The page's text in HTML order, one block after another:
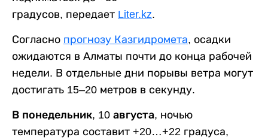
градусов, передает Liter.kz.
Согласно прогнозу Казгидромета, осадки
ожидаются в Алматы почти до конца рабочей
недели. В отдельные дни порывы ветра могут
достигать 15–20 метров в секунду.
В понедельник, 10 августа, ночью
температура составит +20…+22 градуса,